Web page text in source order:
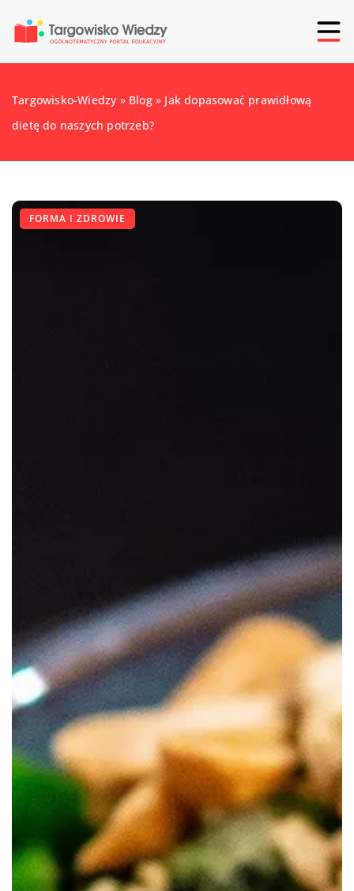
Targowisko-Wiedzy » Blog» Jak dopasować prawidłową
dietę do naszych potrzeb?
FORMA I ZDROWIE